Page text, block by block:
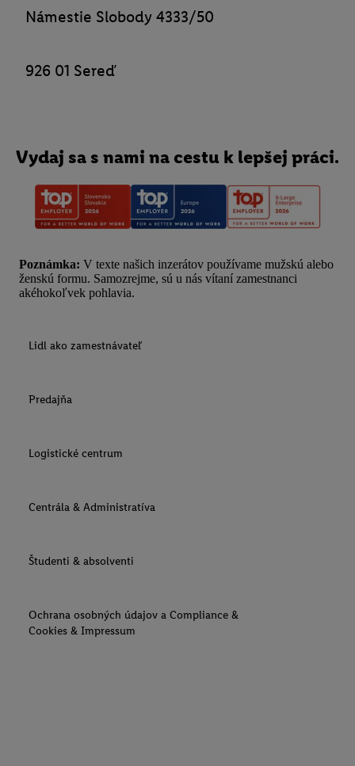
Námestie Slobody 4333/50
926 01 Sereď
Vydaj sa s nami na cestu k lepšej práci.
Poznámka: V texte našich inzerátov používame mužskú alebo
ženskú formu. Samozrejme, sú u nás vítaní zamestnanci
akéhokoľvek pohlavia.
Lidl ako zamestnávateľ
Predajňa
Logistické centrum
Centrála & Administratíva
Študenti & absolventi
Ochrana osobných údajov a Compliance &
Cookies & Impressum